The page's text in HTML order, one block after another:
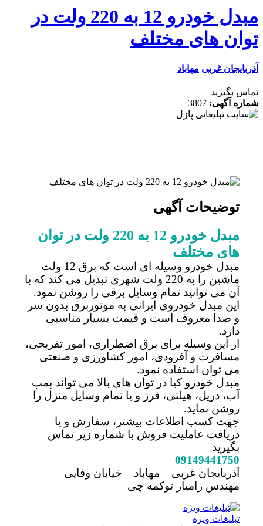
مبدل خودرو 12 به 220 ولت در
های مختلف
غربی مهاباد
بگیرید
آگهی:3807
توضیحات آگهی
مبدل خودرو 12 به 220 ولت در توان
های مختلف
مبدل خودرو وسیله ای است که برق 12 ولت
ماشین را به 220 ولت شهری تبدیل می کند که با
آن می توانید تمام وسایل برقی را روشن نمود.
این مبدل خودروی ایرانی به موتوربرق بدون سر
و صدا معروف است و قیمت بسیار مناسبی
از این وسیله برای برق اضطراری، امور تفریحی،
مسافرت و آفرودی، امور کشاورزی و صنعتی
می توان استفاده نمود.
مبدل خودرو کیا در توان های بالا می تواند پمپ
آب، دریل، هیلتی، فرز و یا تمام وسایل منزل را
روشن نماید.
جهت کسب اطلاعات بیشتر، سفارش و یا
دریافت عاملیت فروش با شماره زیر تماس
بگیرید
09149441750
آذربایجان غربی – مهاباد – خیابان وفایی
مهندس رامیار توکمه چی
تبلیغات ویژه